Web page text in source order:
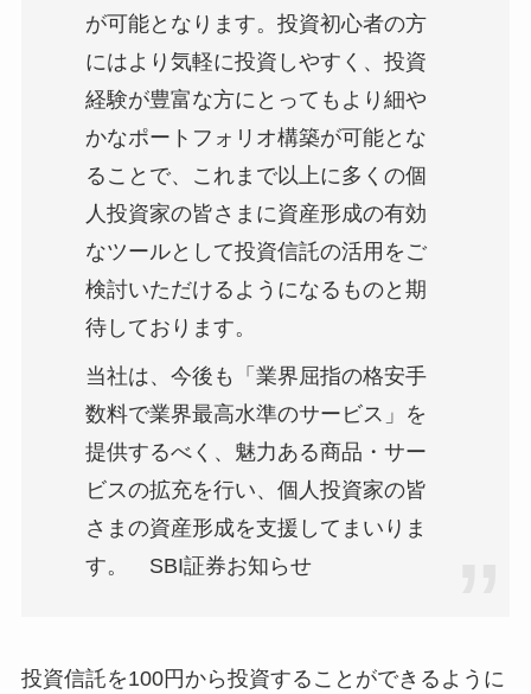
が可能となります。投資初心者の方
にはより気軽に投資しやすく、投資
経験が豊富な方にとってもより細や
かなポートフォリオ構築が可能とな
ることで、これまで以上に多くの個
人投資家の皆さまに資産形成の有効
なツールとして投資信託の活用をご
検討いただけるようになるものと期
待しております。
当社は、今後も「業界屈指の格安手
数料で業界最高水準のサービス」を
提供するべく、魅力ある商品・サー
ビスの拡充を行い、個人投資家の皆
さまの資産形成を支援してまいりま
す。 SBI証券お知らせ
投資信託を100円から投資することができるように